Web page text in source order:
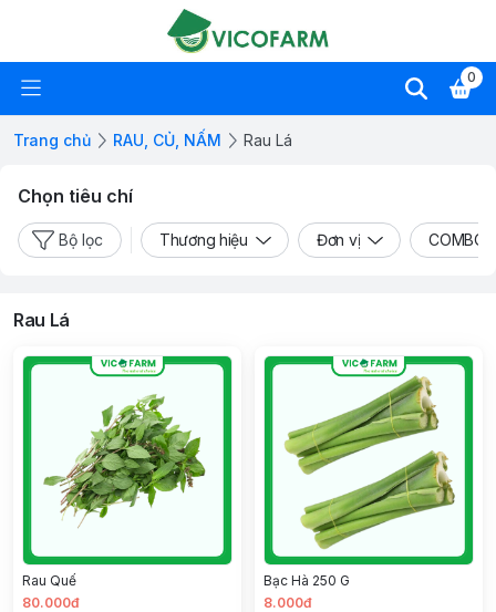
0
Trang chủ RAU, CỦ, NẤM Rau Lá
Chọn tiêu chí
Bộ lọc Thương hiệu Đơn vị COMBO
Rau Lá
Rau Quế
80.000đ
Bạc Hà 250 G
8.000đ